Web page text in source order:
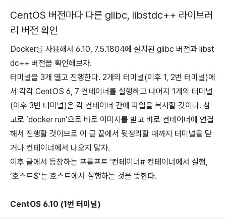
CentOS 버전마다 다른 glibc, libstdc++ 라이브러
리 버전 확인
Docker를 사용해서 6.10, 7.5.1804에 설치된 glibc 버전과 libst
dc++ 버전을 확인해보자.
터미널을 3개 열고 진행한다. 2개의 터미널(이후 1, 2번 터미널)에
서 각각 CentOS 6, 7 컨테이너를 실행하고 나머지 1개의 터미널
(이후 3번 터미널)은 각 컨테이너 간에 파일을 복사할 것이다. 참
고로 ‘docker run’으로 바로 이미지를 받고 바로 컨테이너에 연결
해서 진행할 것이므로 이 글 끝에서 뒷정리할 때까지 터미널을 닫
거나 컨테이너에서 나오지 말자.
이후 글에서 등장하는 프롬프트 ‘컨테이너# 컨테이너에서 실행,
‘호스트$’는 호스트에서 실행하는 것을 뜻한다.
CentOS 6.10 (1번 터미널)